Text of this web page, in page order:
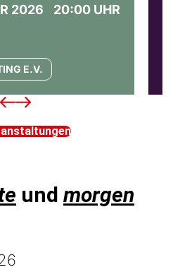
2026
20:00 UHR
E.V.
und morgen